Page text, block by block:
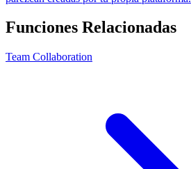
Funciones Relacionadas
Team Collaboration